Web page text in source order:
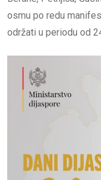
osmu po redu
održati u periodu od